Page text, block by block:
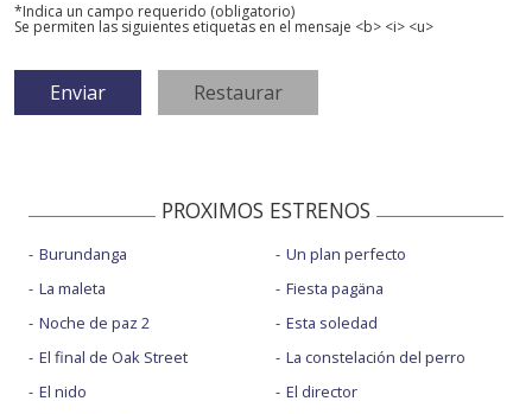
*Indica un campo requerido (obligatorio)
Se permiten las siguientes etiquetas en el mensaje <b> <i> <u>
PROXIMOS ESTRENOS
Burundanga
La maleta
Noche de paz 2
El final de Oak Street
El nido
Un plan perfecto
Fiesta pagäna
Esta soledad
La constelación del perro
El director